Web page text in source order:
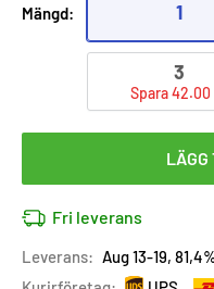
Mängd: 1
3
Spara 42.00
LÄGG
Fri leverans
Leverans: Aug 13-19,